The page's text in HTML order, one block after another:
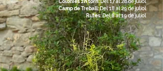
Colònies 2n torn:Del 17 al 28 de juliol
Camp de Treball:Del 18 al 29 de juliol
Rutes:Del 8 al 19 de juliol